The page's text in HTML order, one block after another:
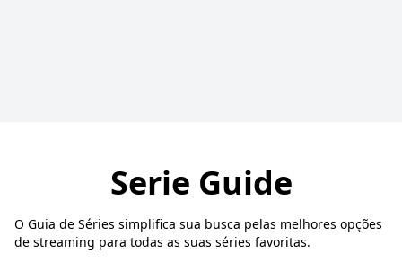
Serie Guide
O Guia de Séries simplifica sua busca pelas melhores opções
de streaming para todas as suas séries favoritas.